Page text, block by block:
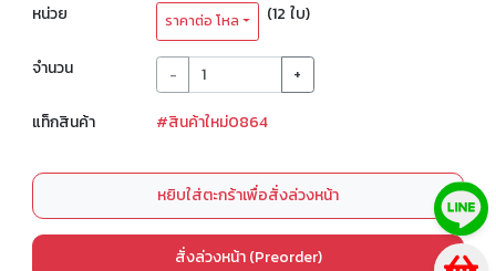
หน่วย ราคาต่อ โหล (12 ใบ)
จำนวน - +
แท็กสินค้า #สินค้าใหม่0864
หยิบใส่ตะกร้าเพื่อสั่งล่วงหน้า
สั่งล่วงหน้า (Preorder)